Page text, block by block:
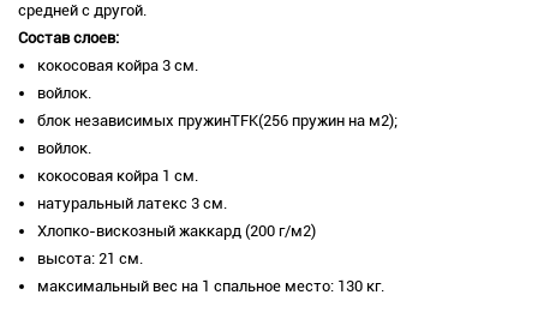
средней с другой.
Состав слоев:
кокосовая койра 3 см.
войлок.
блок независимых пружинTFK(256 пружин на м2);
войлок.
кокосовая койра 1 см.
натуральный латекс 3 см.
Хлопко-вискозный жаккард (200 г/м2)
высота: 21 см.
максимальный вес на 1 спальное место: 130 кг.